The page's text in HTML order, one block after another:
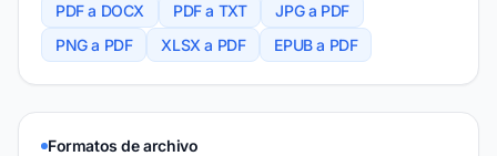
PDF a DOCX
PDF a TXT
JPG a PDF
PNG a PDF
XLSX a PDF EPUB a PDF
Formatos de archivo